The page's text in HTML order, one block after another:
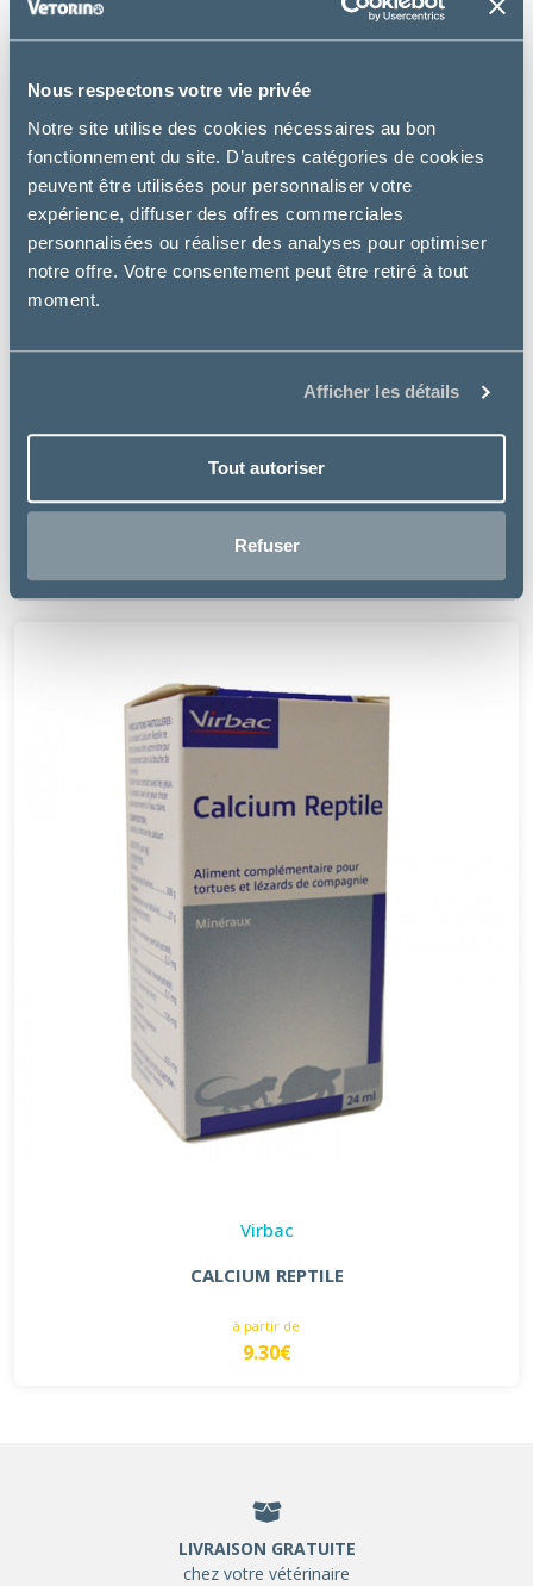
Nous respectons votre vie privée
Notre site utilise des cookies nécessaires au bon
fonctionnement du site. D’autres catégories de cookies
peuvent être utilisées pour personnaliser votre
expérience, diffuser des offres commerciales
personnalisées ou réaliser des analyses pour optimiser
notre offre. Votre consentement peut être retiré à tout
moment.
Afficher les détails
Tout autoriser
Refuser
Oxbow Animal Health
OXBOW CRITICAL CARE POUDRE
20.26€
Virbac
CALCIUM REPTILE
à partir de
9.30€
LIVRAISON GRATUITE
chez votre vétérinaire